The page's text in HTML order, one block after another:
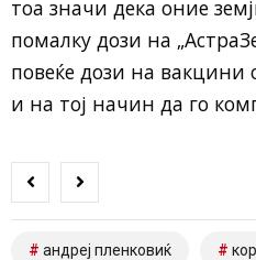
тоа значи дека оние
помалку дози на
повеќе дози на вакцини
и на тој начин да го
андреј пленковиќ